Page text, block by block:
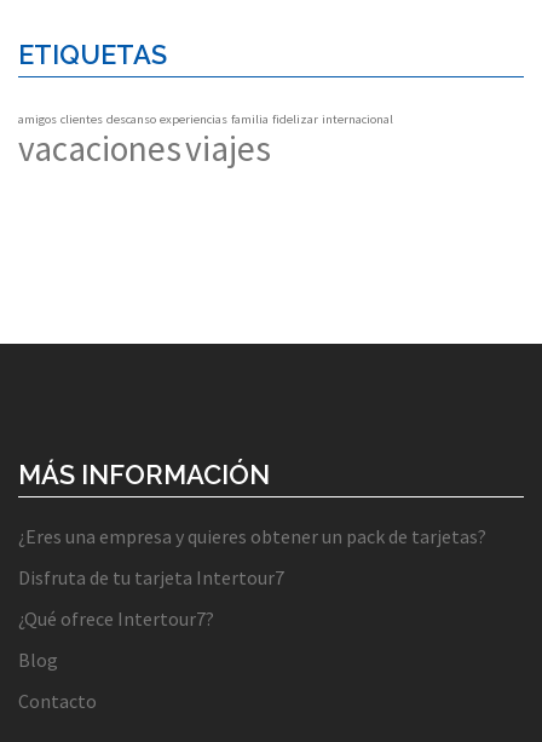
ETIQUETAS
amigos clientes descanso experiencias familia fidelizar internacional
vacacionesviajes
MÁS INFORMACIÓN
¿Eres una empresa y quieres obtener un pack de tarjetas?
Disfruta de tu tarjeta Intertour7
¿Qué ofrece Intertour7?
Blog
Contacto